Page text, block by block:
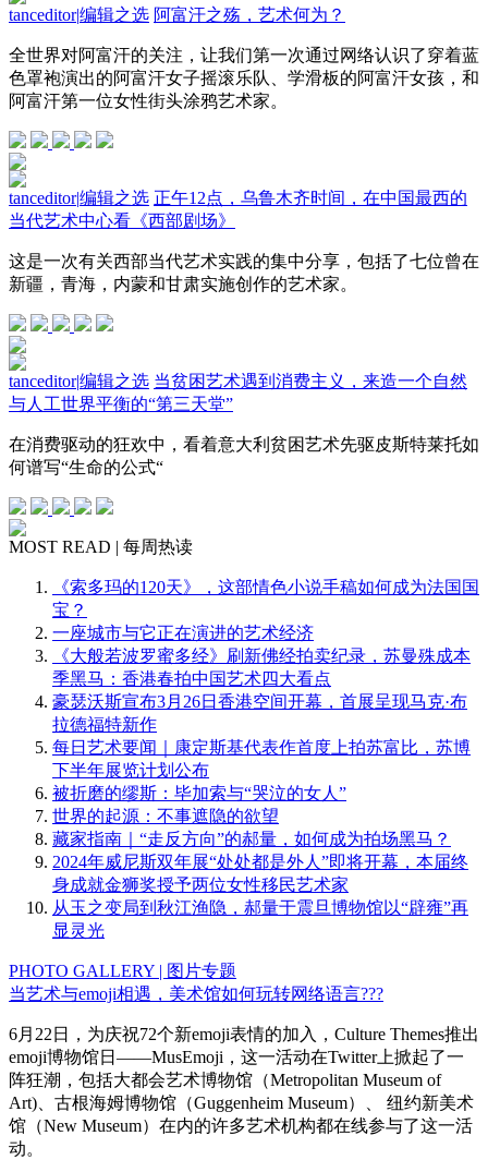
tanceditor|编辑之选 阿富汗之殇，艺术何为？
全世界对阿富汗的关注，让我们第一次通过网络认识了穿着蓝
色罩袍演出的阿富汗女子摇滚乐队、学滑板的阿富汗女孩，和
阿富汗第一位女性街头涂鸦艺术家。
tanceditor|编辑之选 正午12点，乌鲁木齐时间，在中国最西的
当代艺术中心看《西部剧场》
这是一次有关西部当代艺术实践的集中分享，包括了七位曾在
新疆，青海，内蒙和甘肃实施创作的艺术家。
tanceditor|编辑之选 当贫困艺术遇到消费主义，来造一个自然
与人工世界平衡的“第三天堂”
在消费驱动的狂欢中，看着意大利贫困艺术先驱皮斯特莱托如
何谱写“生命的公式“
MOST READ | 每周热读
《索多玛的120天》，这部情色小说手稿如何成为法国国
宝？
一座城市与它正在演进的艺术经济
《大般若波罗蜜多经》刷新佛经拍卖纪录，苏曼殊成本
季黑马：香港春拍中国艺术四大看点
豪瑟沃斯宣布3月26日香港空间开幕，首展呈现马克·布
拉德福特新作
每日艺术要闻｜康定斯基代表作首度上拍苏富比，苏博
下半年展览计划公布
被折磨的缪斯：毕加索与“哭泣的女人”
世界的起源：不事遮隐的欲望
藏家指南｜“走反方向”的郝量，如何成为拍场黑马？
2024年威尼斯双年展“处处都是外人”即将开幕，本届终
身成就金狮奖授予两位女性移民艺术家
从玉之变局到秋江渔隐，郝量于震旦博物馆以“辟雍”再
显灵光
PHOTO GALLERY | 图片专题
当艺术与emoji相遇，美术馆如何玩转网络语言???
6月22日，为庆祝72个新emoji表情的加入，Culture Themes推出
emoji博物馆日——MusEmoji，这一活动在Twitter上掀起了一
阵狂潮，包括大都会艺术博物馆（Metropolitan Museum of
Art)、古根海姆博物馆（Guggenheim Museum）、 纽约新美术
馆（New Museum）在内的许多艺术机构都在线参与了这一活
动。